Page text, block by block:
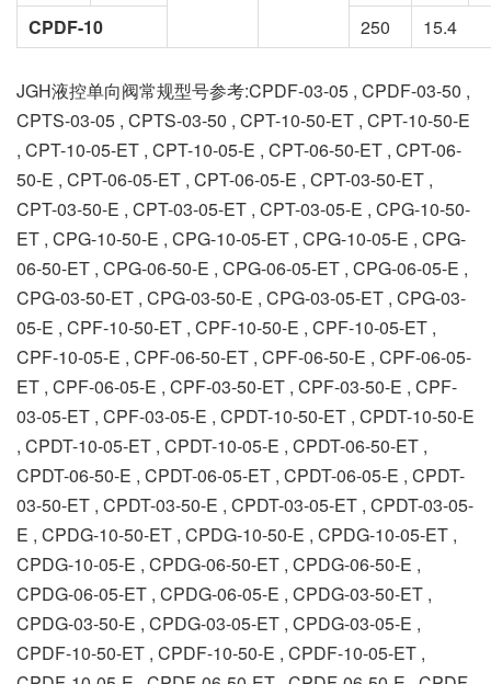
CPDF-10 250 15.4
JGH液控单向阀常规型号参考:CPDF-03-05 , CPDF-03-50 ,
CPTS-03-05 , CPTS-03-50 , CPT-10-50-ET , CPT-10-50-E
, CPT-10-05-ET , CPT-10-05-E , CPT-06-50-ET , CPT-06-
50-E , CPT-06-05-ET , CPT-06-05-E , CPT-03-50-ET ,
CPT-03-50-E , CPT-03-05-ET , CPT-03-05-E , CPG-10-50-
ET , CPG-10-50-E , CPG-10-05-ET , CPG-10-05-E , CPG-
06-50-ET , CPG-06-50-E , CPG-06-05-ET , CPG-06-05-E ,
CPG-03-50-ET , CPG-03-50-E , CPG-03-05-ET , CPG-03-
05-E , CPF-10-50-ET , CPF-10-50-E , CPF-10-05-ET ,
CPF-10-05-E , CPF-06-50-ET , CPF-06-50-E , CPF-06-05-
ET , CPF-06-05-E , CPF-03-50-ET , CPF-03-50-E , CPF-
03-05-ET , CPF-03-05-E , CPDT-10-50-ET , CPDT-10-50-E
, CPDT-10-05-ET , CPDT-10-05-E , CPDT-06-50-ET ,
CPDT-06-50-E , CPDT-06-05-ET , CPDT-06-05-E , CPDT-
03-50-ET , CPDT-03-50-E , CPDT-03-05-ET , CPDT-03-05-
E , CPDG-10-50-ET , CPDG-10-50-E , CPDG-10-05-ET ,
CPDG-10-05-E , CPDG-06-50-ET , CPDG-06-50-E ,
CPDG-06-05-ET , CPDG-06-05-E , CPDG-03-50-ET ,
CPDG-03-50-E , CPDG-03-05-ET , CPDG-03-05-E ,
CPDF-10-50-ET , CPDF-10-50-E , CPDF-10-05-ET ,